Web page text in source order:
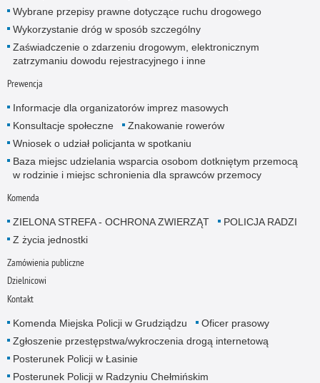
Wybrane przepisy prawne dotyczące ruchu drogowego
Wykorzystanie dróg w sposób szczególny
Zaświadczenie o zdarzeniu drogowym, elektronicznym
zatrzymaniu dowodu rejestracyjnego i inne
Prewencja
Informacje dla organizatorów imprez masowych
Konsultacje społeczne
Znakowanie rowerów
Wniosek o udział policjanta w spotkaniu
Baza miejsc udzielania wsparcia osobom dotkniętym przemocą
w rodzinie i miejsc schronienia dla sprawców przemocy
Komenda
ZIELONA STREFA - OCHRONA ZWIERZĄT
POLICJA RADZI
Z życia jednostki
Zamówienia publiczne
Dzielnicowi
Kontakt
Komenda Miejska Policji w Grudziądzu
Oficer prasowy
Zgłoszenie przestępstwa/wykroczenia drogą internetową
Posterunek Policji w Łasinie
Posterunek Policji w Radzyniu Chełmińskim